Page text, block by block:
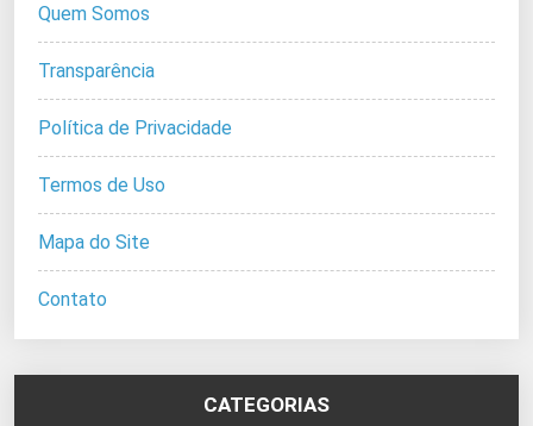
Quem Somos
Transparência
Política de Privacidade
Termos de Uso
Mapa do Site
Contato
CATEGORIAS